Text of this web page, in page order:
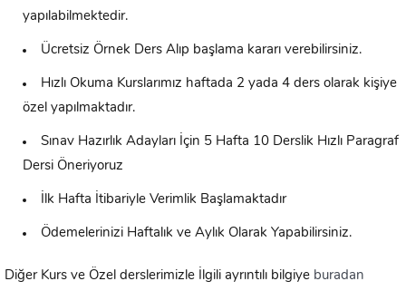
yapılabilmektedir.
Ücretsiz Örnek Ders Alıp başlama kararı verebilirsiniz.
Hızlı Okuma Kurslarımız haftada 2 yada 4 ders olarak kişiye
özel yapılmaktadır.
Sınav Hazırlık Adayları İçin 5 Hafta 10 Derslik Hızlı Paragraf
Dersi Öneriyoruz
İlk Hafta İtibariyle Verimlik Başlamaktadır
Ödemelerinizi Haftalık ve Aylık Olarak Yapabilirsiniz.
Diğer Kurs ve Özel derslerimizle İlgili ayrıntılı bilgiye buradan